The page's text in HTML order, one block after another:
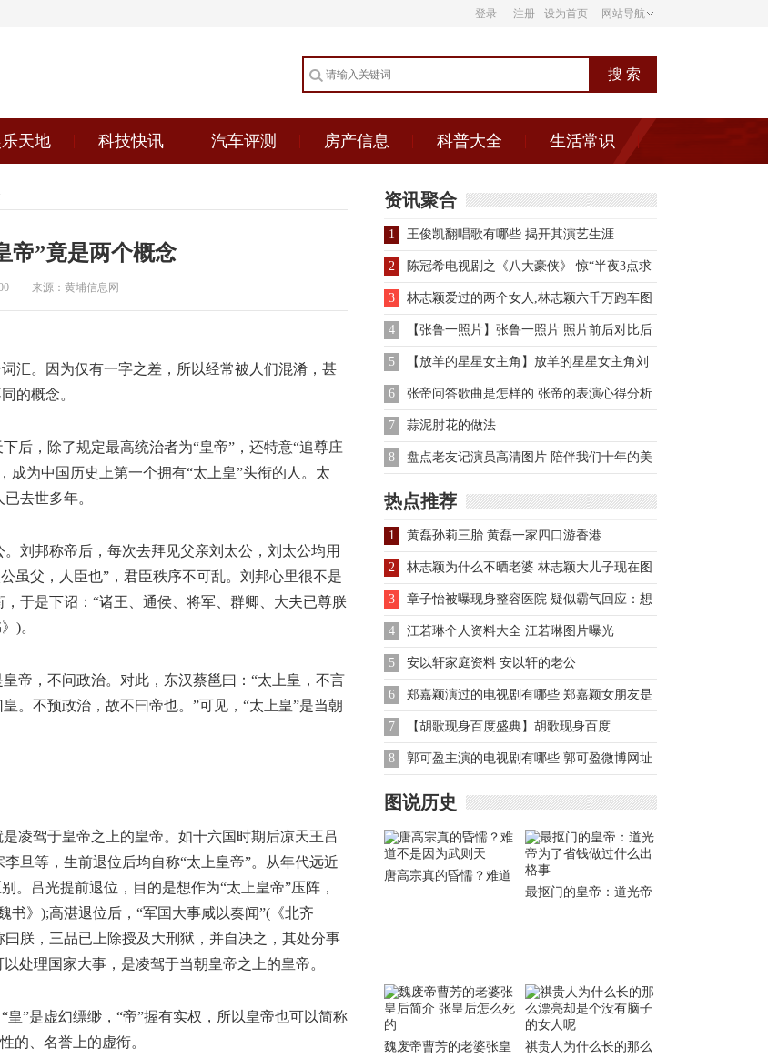
登录 注册 设为首页 网站导航
天地 科技快讯 汽车评测 房产信息 科普大全 生活常识
帝”竟是两个概念
来源：黄埔信息网
汇。因为仅有一字之差，所以经常被人们混淆，甚
的概念。
后，除了规定最高统治者为“皇帝”，还特意“追尊庄
成为中国历史上第一个拥有“太上皇”头衔的人。太
去世多年。
刘邦称帝后，每次去拜见父亲刘太公，刘太公均用
虽父，人臣也”，君臣秩序不可乱。刘邦心里很不是
于是下诏：“诸王、通侯、将军、群卿、大夫已尊朕
)。
帝，不问政治。对此，东汉蔡邕曰：“太上皇，不言
。不预政治，故不曰帝也。”可见，“太上皇”是当朝
凌驾于皇帝之上的皇帝。如十六国时期后凉天王吕
旦等，生前退位后均自称“太上皇帝”。从年代远近
。吕光提前退位，目的是想作为“太上皇帝”压阵，
书》);高湛退位后，“军国大事咸以奏闻”(《北齐
朕，三品已上除授及大刑狱，并自决之，其处分事
处理国家大事，是凌驾于当朝皇帝之上的皇帝。
”是虚幻缥缈，“帝”握有实权，所以皇帝也可以简称
的、名誉上的虚衔。
资讯聚合
1 王俊凯翻唱歌有哪些 揭开其演艺生涯
2 陈冠希电视剧之《八大豪侠》 惊“半夜3点求
见最后一面”
3 林志颖爱过的两个女人,林志颖六千万跑车图
片
4 【张鲁一照片】张鲁一照片 照片前后对比后
者脸部更有轮廓了
5 【放羊的星星女主角】放羊的星星女主角刘
荷娜老公 棒球手和女明
6 张帝问答歌曲是怎样的 张帝的表演心得分析
7 蒜泥肘花的做法
8 盘点老友记演员高清图片 陪伴我们十年的美
热点推荐
1 黄磊孙莉三胎 黄磊一家四口游香港
2 林志颖为什么不晒老婆 林志颖大儿子现在图
片
3 章子怡被曝现身整容医院 疑似霸气回应：想
挨揍吱声
4 江若琳个人资料大全 江若琳图片曝光
5 安以轩家庭资料 安以轩的老公
6 郑嘉颖演过的电视剧有哪些 郑嘉颖女朋友是
谁
7 【胡歌现身百度盛典】胡歌现身百度
Moments营销盛典 带来现场花絮
8 郭可盈主演的电视剧有哪些 郭可盈微博网址
图说历史
唐高宗真的昏懦？难道
最抠门的皇帝：道光帝
魏废帝曹芳的老婆张皇
祺贵人为什么长的那么